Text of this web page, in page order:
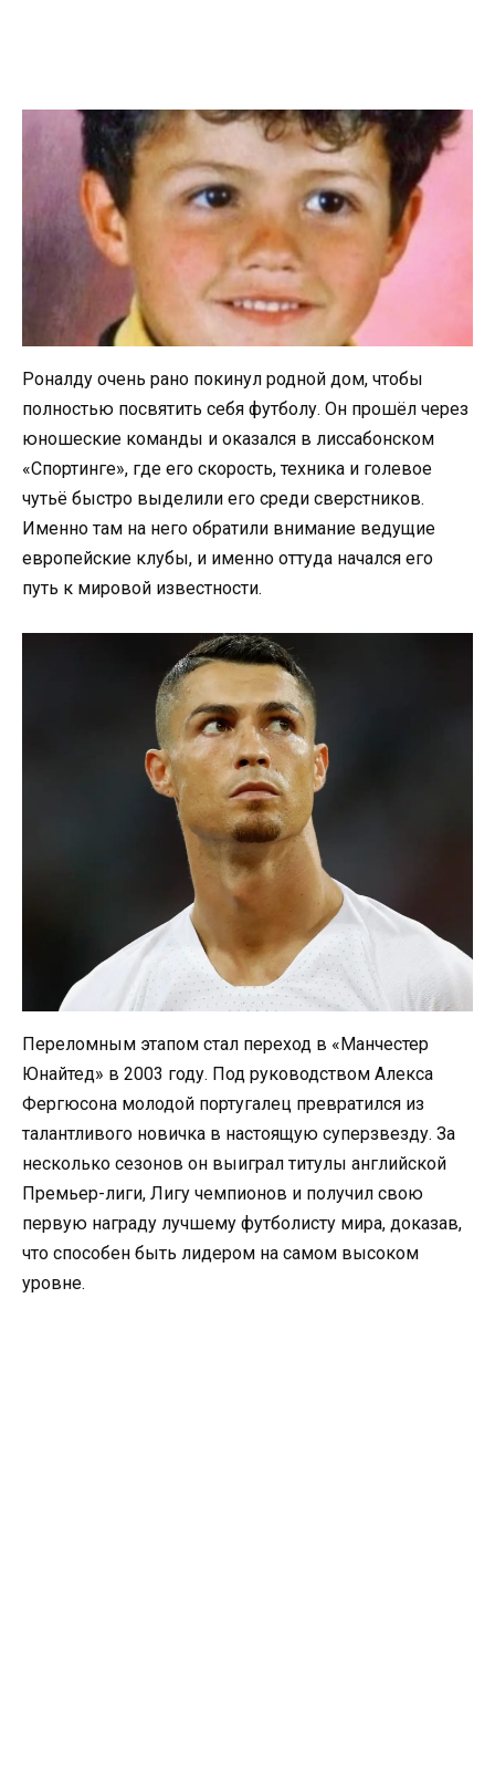
Роналду очень рано покинул родной дом, чтобы
полностью посвятить себя футболу. Он прошёл через
юношеские команды и оказался в лиссабонском
«Спортинге», где его скорость, техника и голевое
чутьё быстро выделили его среди сверстников.
Именно там на него обратили внимание ведущие
европейские клубы, и именно оттуда начался его
путь к мировой известности.
Переломным этапом стал переход в «Манчестер
Юнайтед» в 2003 году. Под руководством Алекса
Фергюсона молодой португалец превратился из
талантливого новичка в настоящую суперзвезду. За
несколько сезонов он выиграл титулы английской
Премьер-лиги, Лигу чемпионов и получил свою
первую награду лучшему футболисту мира, доказав,
что способен быть лидером на самом высоком
уровне.